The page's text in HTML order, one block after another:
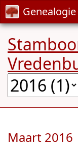
Maart 2016